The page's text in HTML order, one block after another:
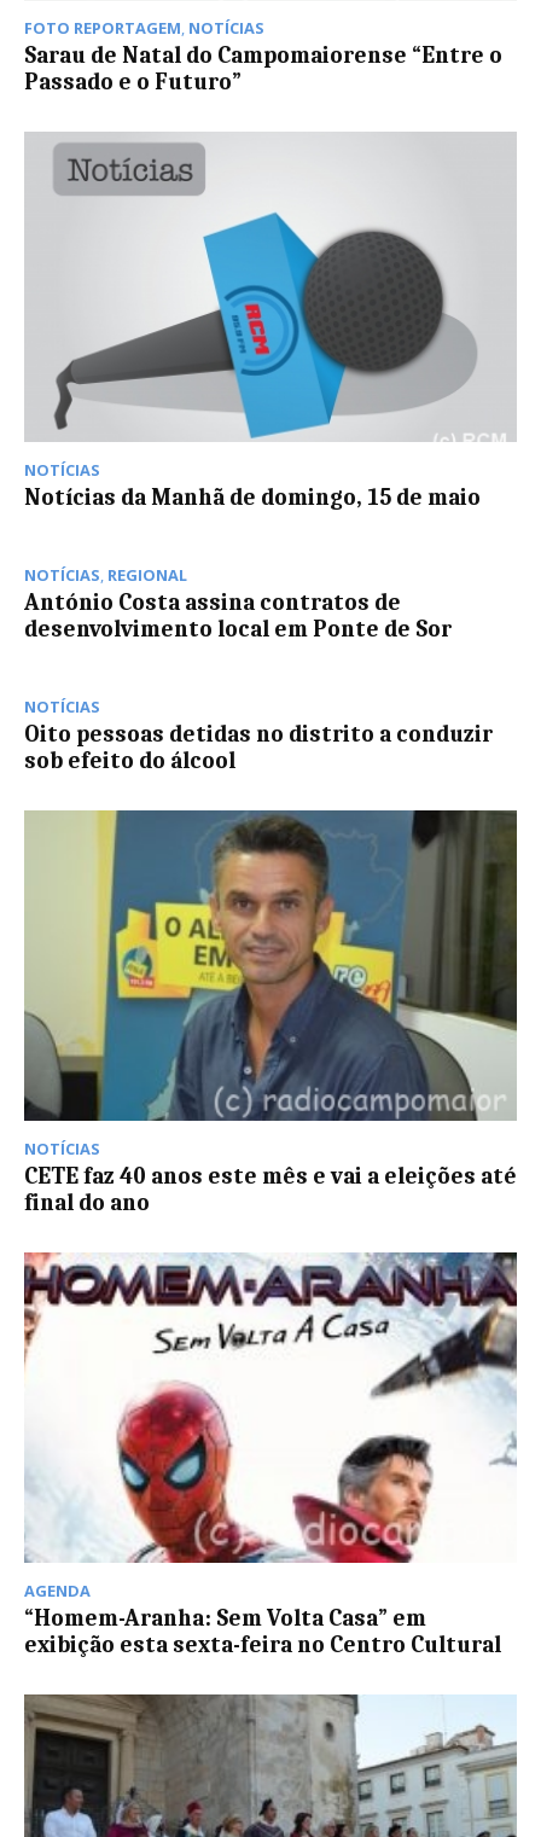
FOTO REPORTAGEM, NOTÍCIAS
Sarau de Natal do Campomaiorense “Entre o
Passado e o Futuro”
NOTÍCIAS
Notícias da Manhã de domingo, 15 de maio
NOTÍCIAS, REGIONAL
António Costa assina contratos de
desenvolvimento local em Ponte de Sor
NOTÍCIAS
Oito pessoas detidas no distrito a conduzir
sob efeito do álcool
NOTÍCIAS
CETE faz 40 anos este mês e vai a eleições até
final do ano
AGENDA
“Homem-Aranha: Sem Volta Casa” em
exibição esta sexta-feira no Centro Cultural